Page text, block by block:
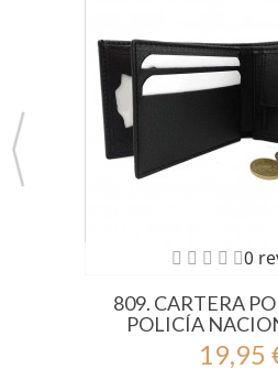
0
809. CARTERA
POLICÍA
19,95